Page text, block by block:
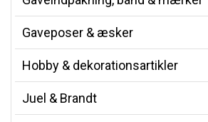
Gaveposer & æsker
Hobby & dekorationsartikler
Juel & Brandt